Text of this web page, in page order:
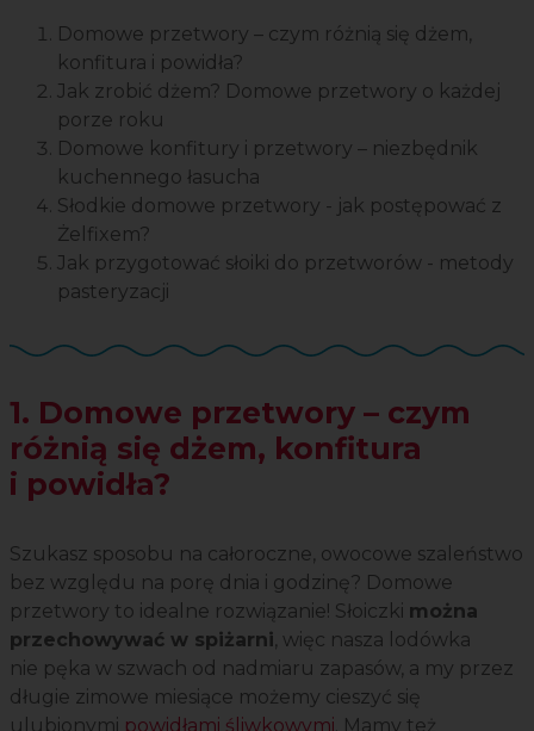
Domowe przetwory – czym różnią się dżem,
konfitura i powidła?
Jak zrobić dżem? Domowe przetwory o każdej
porze roku
Domowe konfitury i przetwory – niezbędnik
kuchennego łasucha
Słodkie domowe przetwory - jak postępować z
Żelfixem?
Jak przygotować słoiki do przetworów - metody
pasteryzacji
1. Domowe przetwory – czym
różnią się dżem, konfitura
i powidła?
Szukasz sposobu na całoroczne, owocowe szaleństwo
bez względu na porę dnia i godzinę? Domowe
przetwory to idealne rozwiązanie! Słoiczki można
przechowywać w spiżarni, więc nasza lodówka
nie pęka w szwach od nadmiaru zapasów, a my przez
długie zimowe miesiące możemy cieszyć się
ulubionymi powidłami śliwkowymi. Mamy też